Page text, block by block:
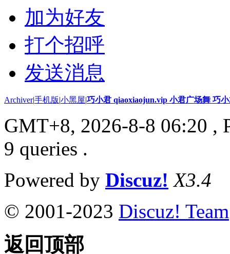
加为好友
打个招呼
发送消息
Archiver|手机版|小黑屋|巧小君 qiaoxiaojun.vip 小君广场舞 巧
GMT+8, 2026-8-8 06:20 ,
9 queries .
Powered by Discuz! X3.4
© 2001-2023 Discuz! Team
返回顶部